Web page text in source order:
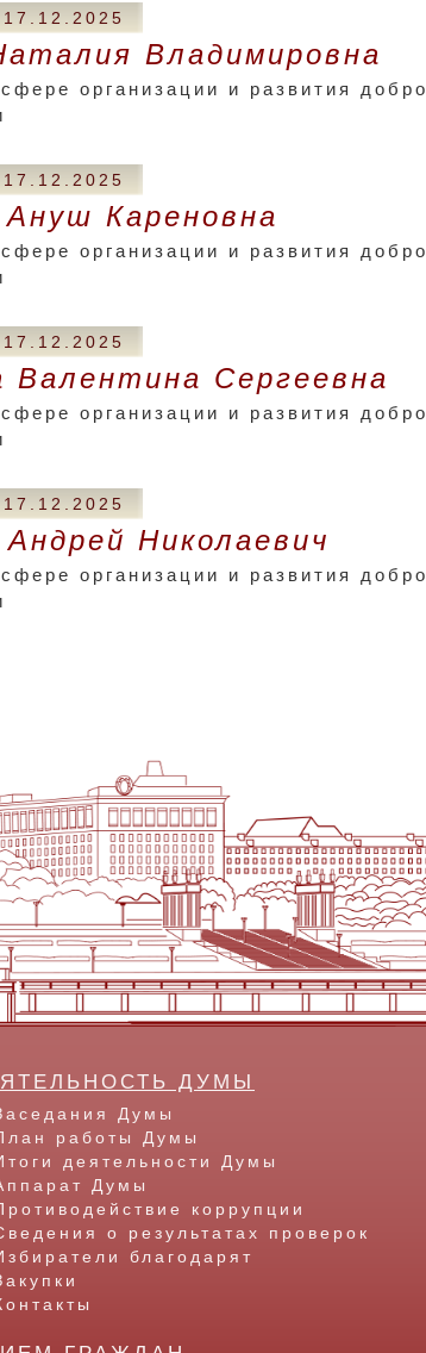
Владимировна
организации и развития
Кареновна
организации и развития
Валентина Сергеевна
организации и развития
Николаевич
организации и развития
ДУМЫ
Думы
работы Думы
деятельности Думы
Думы
коррупции
о результатах проверок
благодарят